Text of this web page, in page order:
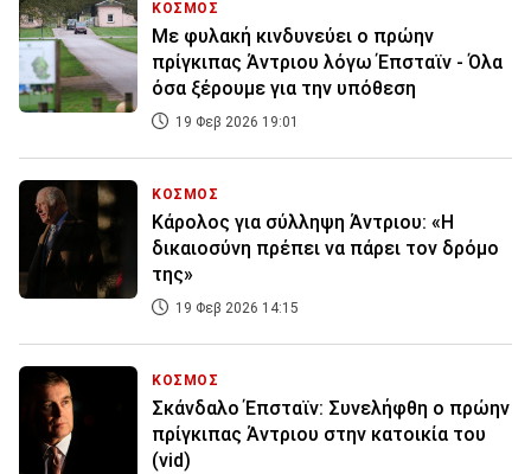
ΚΟΣΜΟΣ
Με φυλακή κινδυνεύει ο πρώην
πρίγκιπας Άντριου λόγω Έπσταϊν - Όλα
όσα ξέρουμε για την υπόθεση
19 Φεβ 2026 19:01
ΚΟΣΜΟΣ
Κάρολος για σύλληψη Άντριου: «Η
δικαιοσύνη πρέπει να πάρει τον δρόμο
της»
19 Φεβ 2026 14:15
ΚΟΣΜΟΣ
Σκάνδαλο Έπσταϊν: Συνελήφθη ο πρώην
πρίγκιπας Άντριου στην κατοικία του
(vid)